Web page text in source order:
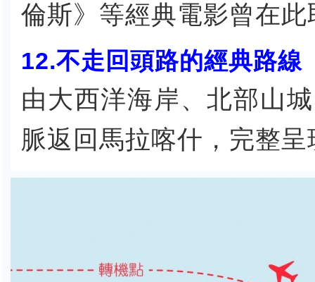
倫斯》等經典電影曾在此
12.不走回頭路的經典路線
由大西洋海岸、北部山
脈返回馬拉喀什，完整